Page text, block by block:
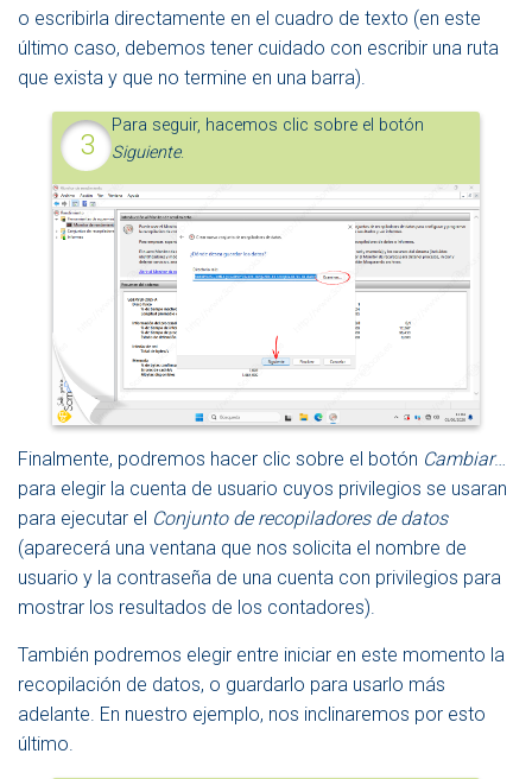
o escribirla directamente en el cuadro de texto (en este
último caso, debemos tener cuidado con escribir una ruta
que exista y que no termine en una barra).
Para seguir, hacemos clic sobre el botón
Siguiente.
Finalmente, podremos hacer clic sobre el botón Cambiar…
para elegir la cuenta de usuario cuyos privilegios se usaran
para ejecutar el Conjunto de recopiladores de datos
(aparecerá una ventana que nos solicita el nombre de
usuario y la contraseña de una cuenta con privilegios para
mostrar los resultados de los contadores).
También podremos elegir entre iniciar en este momento la
recopilación de datos, o guardarlo para usarlo más
adelante. En nuestro ejemplo, nos inclinaremos por esto
último.